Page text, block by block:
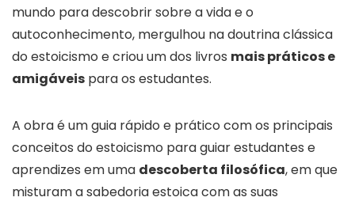
mundo para descobrir sobre a vida e o
autoconhecimento, mergulhou na doutrina clássica
do estoicismo e criou um dos livros mais práticos e
amigáveis para os estudantes.
A obra é um guia rápido e prático com os principais
conceitos do estoicismo para guiar estudantes e
aprendizes em uma descoberta filosófica, em que
misturam a sabedoria estoica com as suas